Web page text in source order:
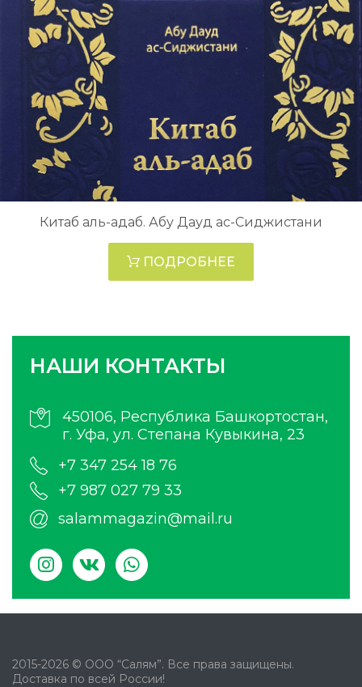
Китаб аль-адаб. Абу Дауд ас-Сиджистани
ПОДРОБНЕЕ
НАШИ КОНТАКТЫ
450106, Республика Башкортостан,
г. Уфа, ул. Степана Кувыкина, 23
+7 347 254 18 76
+7 987 027 79 33
salammagazin@mail.ru
2015-2026 © ООО “Салям”. Все права защищены.
Доставка по всей России!